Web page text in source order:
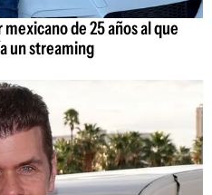
de 25 años al que
un streaming